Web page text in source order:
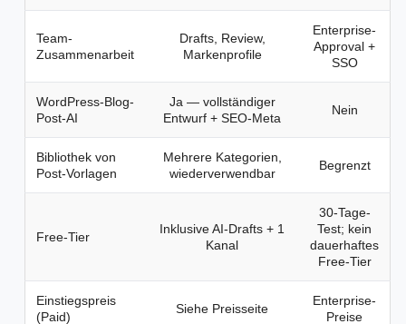
Team-
Zusammenarbeit
Drafts, Review,
Markenprofile
Enterprise-
Approval +
SSO
WordPress-Blog-
Post-AI
Ja — vollständiger
Entwurf + SEO-Meta
Nein
Bibliothek von
Post-Vorlagen
Mehrere Kategorien,
wiederverwendbar
Begrenzt
Free-Tier
Inklusive AI-Drafts + 1
Kanal
30-Tage-
Test; kein
dauerhaftes
Free-Tier
Einstiegspreis
(Paid)
Siehe Preisseite
Enterprise-
Preise